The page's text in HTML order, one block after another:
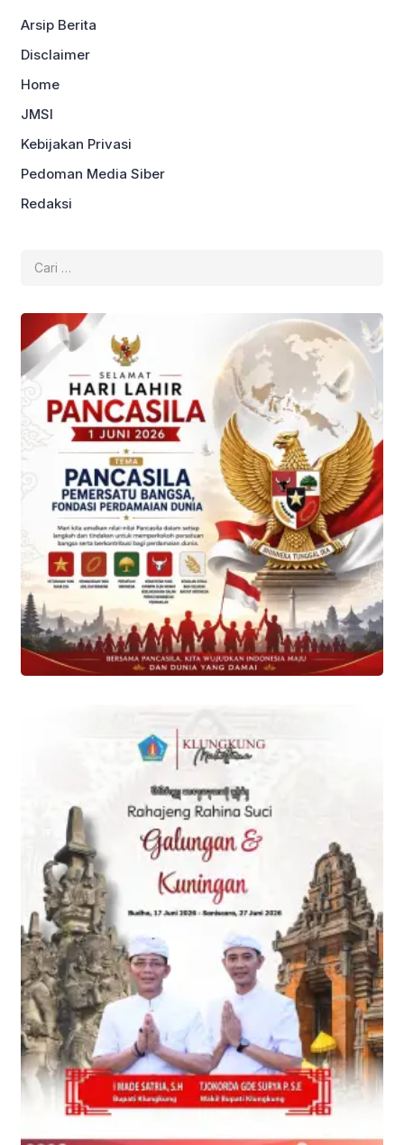
Arsip Berita
Disclaimer
Home
JMSI
Kebijakan Privasi
Pedoman Media Siber
Redaksi
untuk: